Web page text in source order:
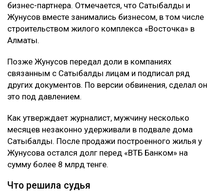
бизнес-партнера. Отмечается, что Сатыбалды и
Жунусов вместе занимались бизнесом, в том числе
строительством жилого комплекса «Восточка» в
Алматы.
Позже Жунусов передал доли в компаниях
связанным с Сатыбалды лицам и подписал ряд
других документов. По версии обвинения, сделал он
это под давлением.
Как утверждает журналист, мужчину несколько
месяцев незаконно удерживали в подвале дома
Сатыбалды. После продажи построенного жилья у
Жунусова остался долг перед «ВТБ Банком» на
сумму более 8 млрд тенге.
Что решила судья